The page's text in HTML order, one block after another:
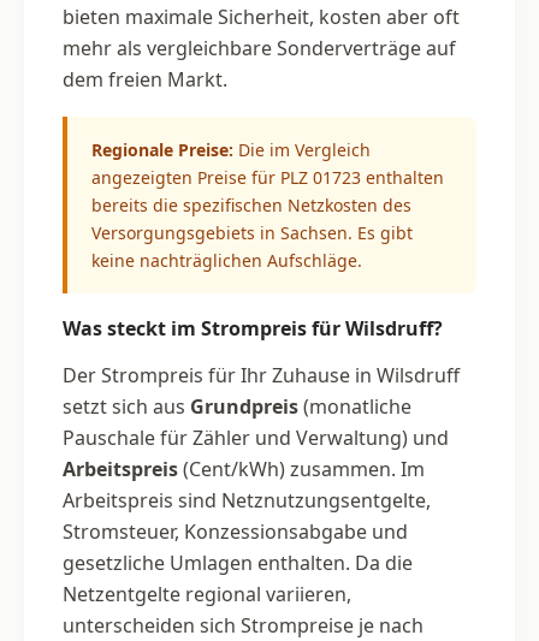
bieten maximale Sicherheit, kosten aber oft
mehr als vergleichbare Sonderverträge auf
dem freien Markt.
Regionale Preise: Die im Vergleich
angezeigten Preise für PLZ 01723 enthalten
bereits die spezifischen Netzkosten des
Versorgungsgebiets in Sachsen. Es gibt
keine nachträglichen Aufschläge.
Was steckt im Strompreis für Wilsdruff?
Der Strompreis für Ihr Zuhause in Wilsdruff
setzt sich aus Grundpreis(monatliche
Pauschale für Zähler und Verwaltung) und
Arbeitspreis(Cent/kWh) zusammen. Im
Arbeitspreis sind Netznutzungsentgelte,
Stromsteuer, Konzessionsabgabe und
gesetzliche Umlagen enthalten. Da die
Netzentgelte regional variieren,
unterscheiden sich Strompreise je nach